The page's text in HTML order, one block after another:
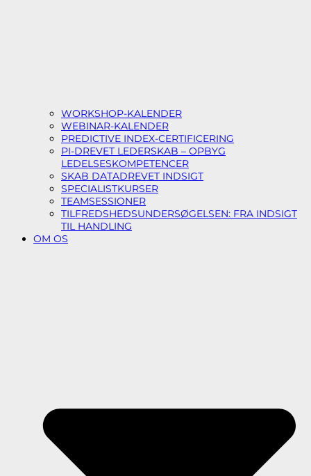
WORKSHOP-KALENDER
WEBINAR-KALENDER
PREDICTIVE INDEX-CERTIFICERING
PI-DREVET LEDERSKAB – OPBYG
LEDELSESKOMPETENCER
SKAB DATADREVET INDSIGT
SPECIALISTKURSER
TEAMSESSIONER
TILFREDSHEDSUNDERSØGELSEN: FRA INDSIGT
TIL HANDLING
OM OS